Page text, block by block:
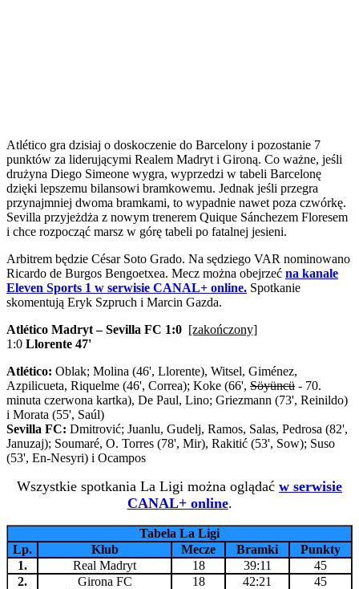
Atlético gra dzisiaj o doskoczenie do Barcelony i pozostanie 7
punktów za liderującymi Realem Madryt i Gironą. Co ważne, jeśli
drużyna Diego Simeone wygra, wyprzedzi w tabeli Barcelonę
dzięki lepszemu bilansowi bramkowemu. Jednak jeśli przegra
przynajmniej dwoma bramkami, to wypadnie nawet poza czwórkę.
Sevilla przyjeżdża z nowym trenerem Quique Sánchezem Floresem
i chce rozpocząć marsz w górę tabeli po fatalnej jesieni.
Arbitrem będzie César Soto Grado. Na sędziego VAR nominowano
Ricardo de Burgos Bengoetxea. Mecz można obejrzeć na kanale
Eleven Sports 1 w serwisie CANAL+ online. Spotkanie
skomentują Eryk Szpruch i Marcin Gazda.
Atlético Madryt – Sevilla FC 1:0 [zakończony]
1:0 Llorente 47'
Atlético: Oblak; Molina (46', Llorente), Witsel, Giménez,
Azpilicueta, Riquelme (46', Correa); Koke (66', Söyüncü - 70.
minuta czerwona kartka), De Paul, Lino; Griezmann (73', Reinildo)
i Morata (55', Saúl)
Sevilla FC: Dmitrović; Juanlu, Gudelj, Ramos, Salas, Pedrosa (82',
Januzaj); Soumaré, O. Torres (78', Mir), Rakitić (53', Sow); Suso
(53', En-Nesyri) i Ocampos
Wszystkie spotkania La Ligi można oglądać w serwisie
CANAL+ online.
Tabela La Ligi
Lp.
Klub Mecze Bramki
Punkty
1.
Real Madryt 18 39:11
45
2.
Girona FC 18 42:21
45